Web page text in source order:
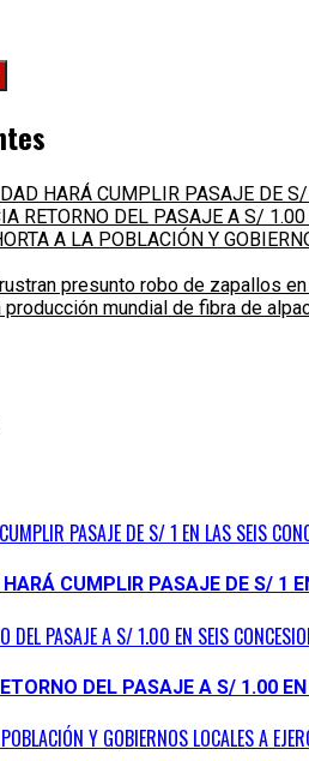
HARÁ CUMPLIR PASAJE DE
RETORNO DEL PASAJE A S/
A LA POBLACIÓN Y
presunto robo de zapallos
mundial de fibra de
PASAJE DE S/ 1 EN LAS SEIS
CUMPLIR PASAJE DE S/ 1
PASAJE A S/ 1.00 EN SEIS
DEL PASAJE A S/ 1.00 EN
Y GOBIERNOS LOCALES A